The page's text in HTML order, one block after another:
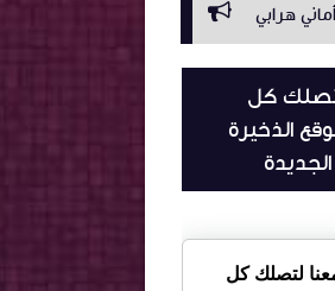
تلخيص الرهن من إعداد الباحثة
كل
الذخيرة
الجديدة
لتصلك كل